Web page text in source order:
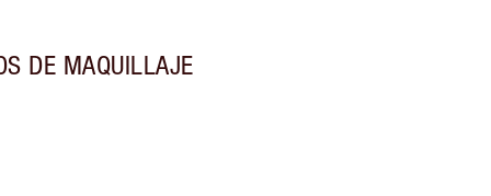
DE MAQUILLAJE